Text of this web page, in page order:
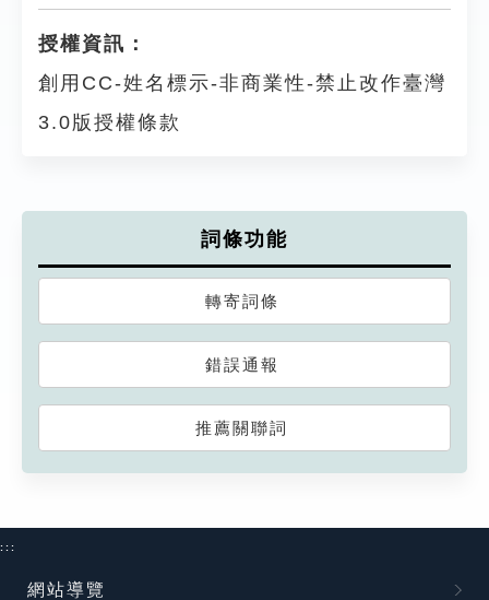
授權資訊：
創用CC-姓名標示-非商業性-禁止改作臺灣
3.0版授權條款
詞條功能
轉寄詞條
錯誤通報
推薦關聯詞
:::
網站導覽